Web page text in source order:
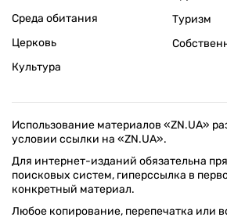
Среда обитания
Церковь
Культура
Туризм
Использование материалов «ZN.UA»
условии ссылки на «ZN.UA».
Для интернет-изданий обязательна
поисковых систем, гиперссылка в
конкретный материал.
Любое копирование, перепечатка или